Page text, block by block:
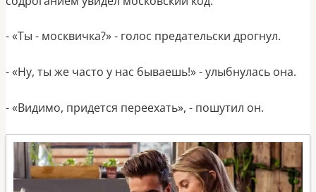
- «Ты - москвичка?» - голос предательски дрогнул.
- «Ну, ты же часто у нас бываешь!» - улыбнулась она.
- «Видимо, придется переехать», - пошутил он.